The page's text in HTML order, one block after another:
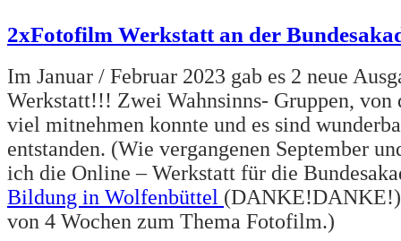
2xFotofilm Werkstatt an der
Im Januar / Februar 2023 gab es 2 neue
Werkstatt!!! Zwei Wahnsinns- Gruppen, von
viel mitnehmen konnte und es sind
entstanden. (Wie vergangenen September
ich die Online – Werkstatt für die
Bildung in Wolfenbüttel (DANKE!DANKE!)
von 4 Wochen zum Thema Fotofilm.)